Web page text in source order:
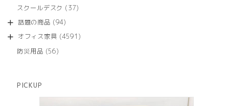
スクールデスク 3737
商
話題の商品 9494
の
オフィス家具 4591 4591
防災用品 5656
PICKUP